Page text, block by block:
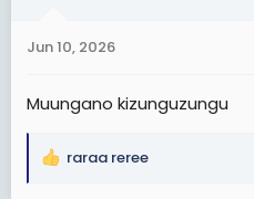
s
Jun 10, 2026
Muungano kizunguzungu
R
raraa reree